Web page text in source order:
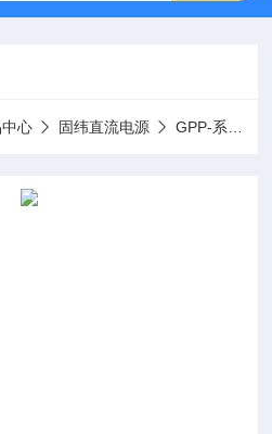
心 固纬直流电源 GPP-系列（线性）可编程多通道直流电源